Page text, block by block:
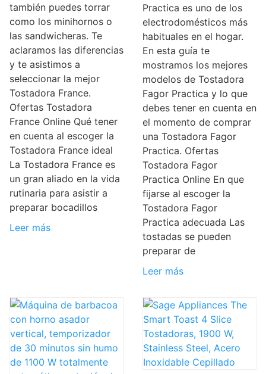
también puedes torrar
como los minihornos o
las sandwicheras. Te
aclaramos las diferencias
y te asistimos a
seleccionar la mejor
Tostadora France.
Ofertas Tostadora
France Online Qué tener
en cuenta al escoger la
Tostadora France ideal
La Tostadora France es
un gran aliado en la vida
rutinaria para asistir a
preparar bocadillos
Leer más
Practica es uno de los
electrodomésticos más
habituales en el hogar.
En esta guía te
mostramos los mejores
modelos de Tostadora
Fagor Practica y lo que
debes tener en cuenta en
el momento de comprar
una Tostadora Fagor
Practica. Ofertas
Tostadora Fagor
Practica Online En que
fijarse al escoger la
Tostadora Fagor
Practica adecuada Las
tostadas se pueden
preparar de
Leer más